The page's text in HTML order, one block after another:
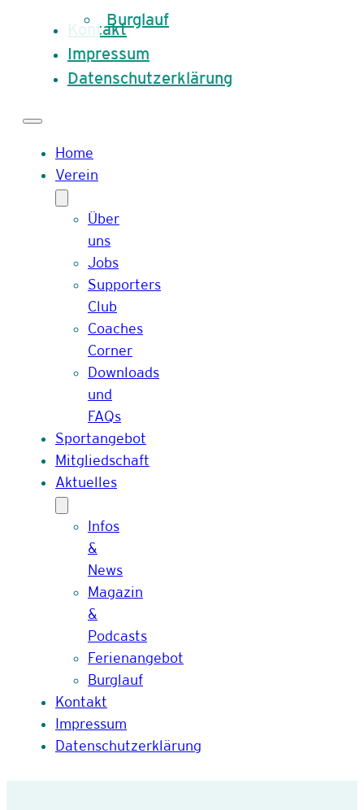
Burglauf
Kontakt
Impressum
Datenschutzerklärung
Home
Verein
Über
uns
Jobs
Supporters
Club
Coaches
Corner
Downloads
und
FAQs
Sportangebot
Mitgliedschaft
Aktuelles
Infos
&
News
Magazin
&
Podcasts
Ferienangebot
Burglauf
Kontakt
Impressum
Datenschutzerklärung